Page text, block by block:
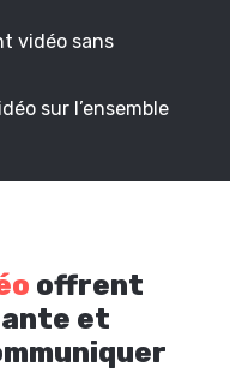
vidéo sans
sur l’ensemble
offrent
et